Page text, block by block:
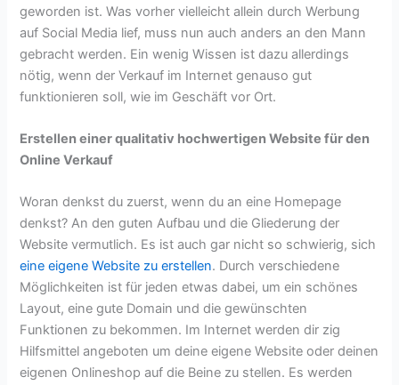
geworden ist. Was vorher vielleicht allein durch Werbung
auf Social Media lief, muss nun auch anders an den Mann
gebracht werden. Ein wenig Wissen ist dazu allerdings
nötig, wenn der Verkauf im Internet genauso gut
funktionieren soll, wie im Geschäft vor Ort.
Erstellen einer qualitativ hochwertigen Website für den
Online Verkauf
Woran denkst du zuerst, wenn du an eine Homepage
denkst? An den guten Aufbau und die Gliederung der
Website vermutlich. Es ist auch gar nicht so schwierig, sich
eine eigene Website zu erstellen. Durch verschiedene
Möglichkeiten ist für jeden etwas dabei, um ein schönes
Layout, eine gute Domain und die gewünschten
Funktionen zu bekommen. Im Internet werden dir zig
Hilfsmittel angeboten um deine eigene Website oder deinen
eigenen Onlineshop auf die Beine zu stellen. Es werden